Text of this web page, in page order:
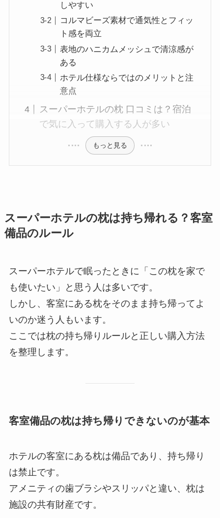
しやすい
コルマビーズ素材で通気性とフィッ
ト感を両立
表地のハニカムメッシュで清涼感が
ある
ホテル仕様ならではのメリットと注
意点
スーパーホテルの枕 口コミは？宿泊
で気に入って購入する人が多い
もっと見る
スーパーホテルの枕は持ち帰れる？客室
備品のルール
スーパーホテルで眠ったときに「この枕を家で
も使いたい」と思う人は多いです。
しかし、客室にある枕をそのまま持ち帰ってよ
いのか迷う人もいます。
ここでは枕の持ち帰りルールと正しい購入方法
を整理します。
客室備品の枕は持ち帰りできないのが基本
ホテルの客室にある枕は備品であり、持ち帰り
は禁止です。
アメニティの歯ブラシやスリッパと違い、枕は
施設の共有財産です。